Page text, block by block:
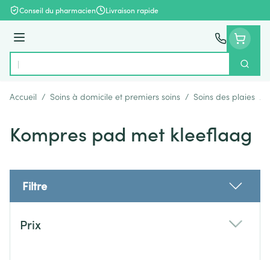
Aller au contenu
Conseil du pharmacien Livraison rapide
Menu
Rechercher
Accueil / Soins à domicile et premiers soins / Soins des plaies /
Kompres pad met kleeflaag
Filtre
Prix